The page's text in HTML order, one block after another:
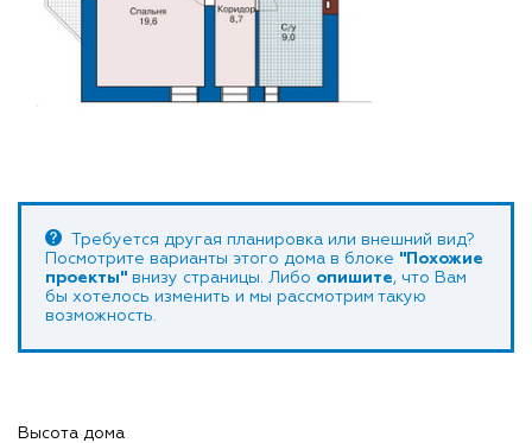
Требуется другая планировка или внешний вид?
Посмотрите варианты этого дома в блоке "Похожие
проекты" внизу страницы. Либо опишите, что Вам
бы хотелось изменить и мы рассмотрим такую
возможность.
Высота дома